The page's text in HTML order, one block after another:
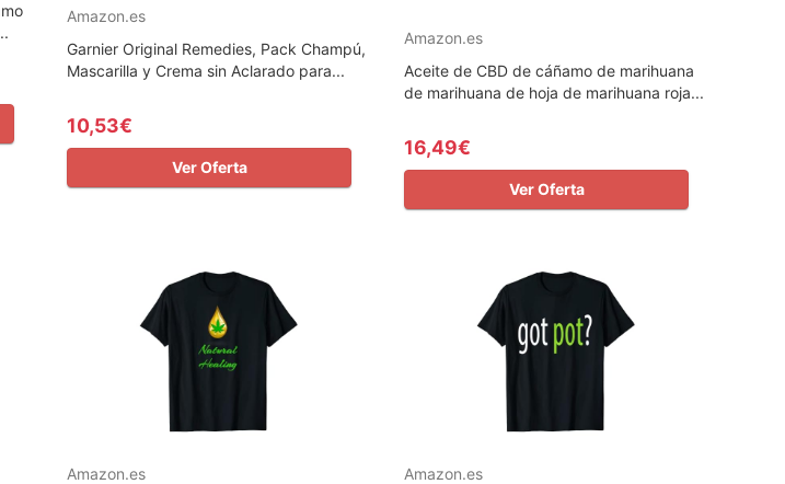
Amazon.es
Garnier Original Remedies, Pack Champú,
Mascarilla y Crema sin Aclarado para...
10,53€
Ver Oferta
Amazon.es
Aceite de CBD de cáñamo de marihuana
de marihuana de hoja de marihuana roja...
16,49€
Ver Oferta
Amazon.es
Amazon.es